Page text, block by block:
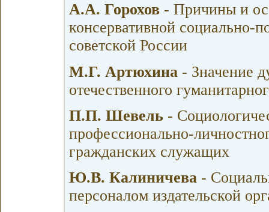
А.А. Горохов - Причины и
консервативной социально-
советской России
М.Г. Артюхина - Значение
отечественного
П.П. Шевель -
профессионально-
гражданских служащих
Ю.В. Калиничева -
персоналом издательской